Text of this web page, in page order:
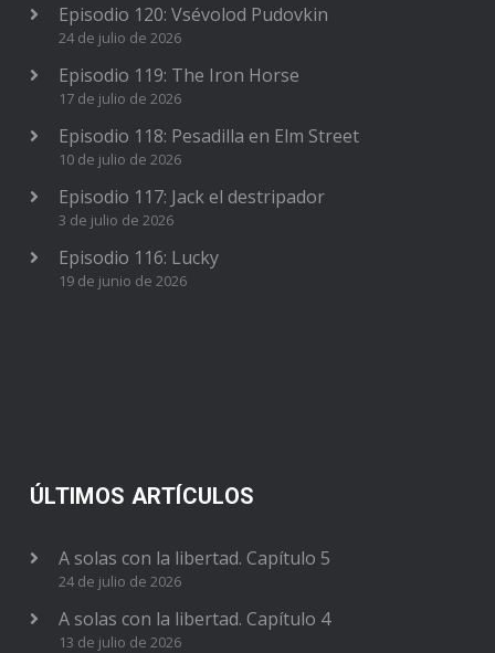
Episodio 120: Vsévolod Pudovkin
24 de julio de 2026
Episodio 119: The Iron Horse
17 de julio de 2026
Episodio 118: Pesadilla en Elm Street
10 de julio de 2026
Episodio 117: Jack el destripador
3 de julio de 2026
Episodio 116: Lucky
19 de junio de 2026
ÚLTIMOS ARTÍCULOS
A solas con la libertad. Capítulo 5
24 de julio de 2026
A solas con la libertad. Capítulo 4
13 de julio de 2026